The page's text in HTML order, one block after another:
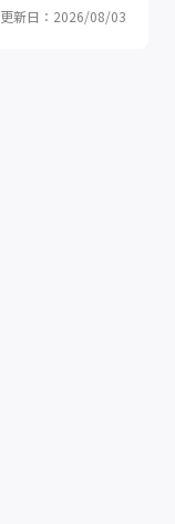
更新日：2026/08/03